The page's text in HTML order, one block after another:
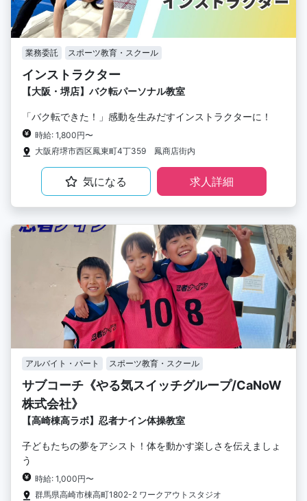
業務委託 スポーツ教育・スクール
インストラクター
【大阪・堺店】バク転パーソナル教室
「バク転できた！」感動を生みだすインストラクターに！
時給: 1,800円〜
大阪府堺市西区鳳東町4丁359 鳳商店街内
気になる 求人詳細
アルバイト・パート スポーツ教育・スクール
サブコーチ《やる気スイッチグループ/CaNoW
株式会社》
【高崎棟高ラボ】忍者ナイン体操教室
子どもたちの夢をアシスト！体を動かす楽しさを伝えましょ
う
時給: 1,000円〜
群馬県高崎市棟高町1802-2 ワークアウトスタジオ